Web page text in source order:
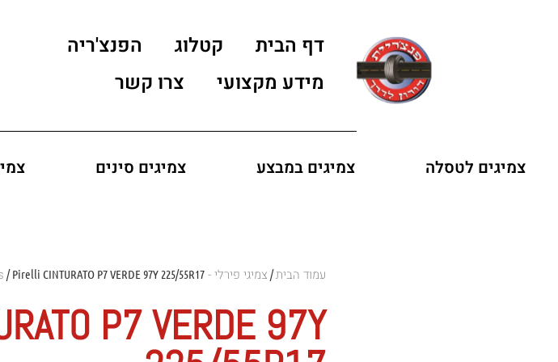
דף הבית קטלוג
הפנצ'ריה
מידע מקצועי
צרו קשר
צמיגים לטסלה צמיגים במבצע צמיגים סינים
עמוד הבית/ צמיגי פירלי - Pirelli Tires / Pirelli CINTURATO P7 VERDE 97Y 225/55R17
P7 VERDE 97Y